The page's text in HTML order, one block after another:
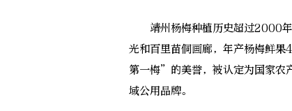
靖州杨梅种植历史超过2000年
光和百里苗侗画廊，年产杨梅鲜
第一梅”的美誉，被认定为国家农
域公用品牌。